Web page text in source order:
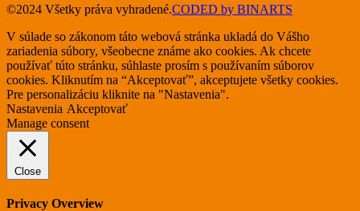
©2024 Všetky práva vyhradené.CODED by BINARTS
V súlade so zákonom táto webová stránka ukladá do Vášho
zariadenia súbory, všeobecne známe ako cookies. Ak chcete
používať túto stránku, súhlaste prosím s používaním súborov
cookies. Kliknutím na “Akceptovať”, akceptujete všetky cookies.
Pre personalizáciu kliknite na "Nastavenia".
Nastavenia Akceptovať
Manage consent
Close
Privacy Overview